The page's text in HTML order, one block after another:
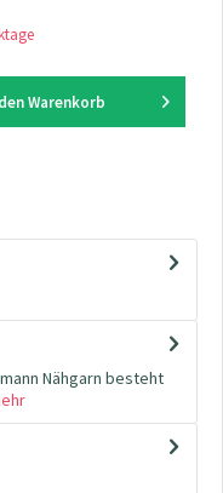
Warenkorb
Nähgarn besteht